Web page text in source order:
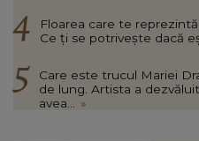
Floarea care te
Ce ți se potrivește dacă
Care este trucul Mariei
de lung. Artista a
avea...
»